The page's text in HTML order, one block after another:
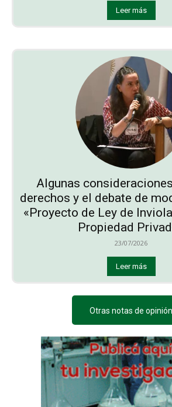
Leer más
Algunas
derechos y el debate de
«Proyecto de Ley de
Propiedad
23/07/2026
Leer más
Otras notas de opinión